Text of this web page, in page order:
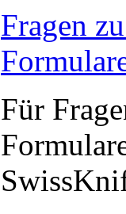
Fragen
Für